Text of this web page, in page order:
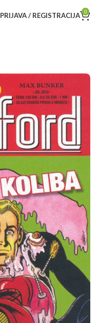
PRIJAVA / REGISTRACIJA 0